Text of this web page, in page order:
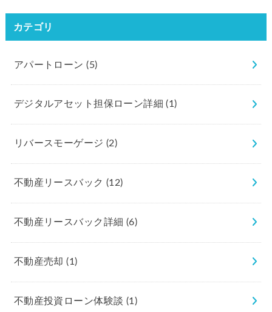
カテゴリ
アパートローン(5)
デジタルアセット担保ローン詳細(1)
リバースモーゲージ (2)
不動産リースバック (12)
不動産リースバック詳細 (6)
不動産売却(1)
不動産投資ローン体験談 (1)